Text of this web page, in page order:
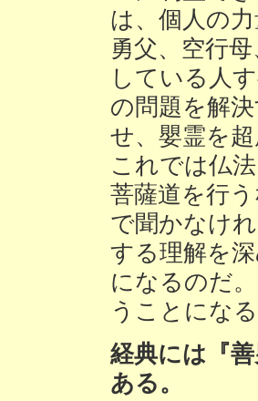
は、個人の
勇父、空行
している人
の問題を解
せ、嬰霊を
これでは仏
菩薩道を行
で聞かなけ
する理解を
になるのだ
うことにな
経典には『
ある。